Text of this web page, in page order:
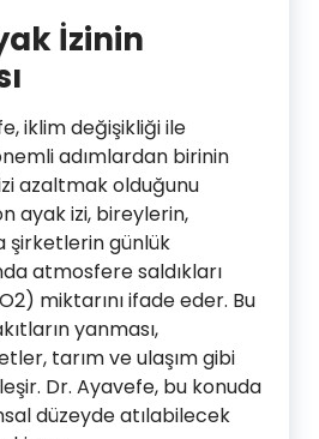
İzinin
iklim değişikliği ile
adımlardan birinin
azaltmak olduğunu
ayak izi, bireylerin,
şirketlerin günlük
atmosfere saldıkları
miktarını ifade eder. Bu
yanması,
tarım ve ulaşım gibi
Dr. Ayavefe, bu konuda
düzeyde atılabilecek